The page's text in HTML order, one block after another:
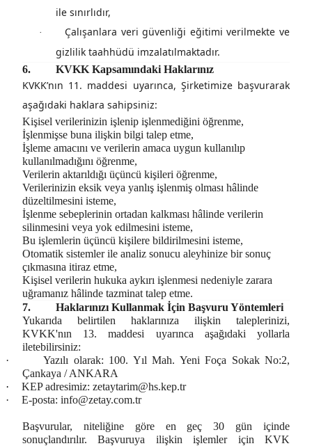
ile sınırlıdır,
·
Çalışanlara veri güvenliği eğitimi verilmekte ve
gizlilik taahhüdü imzalatılmaktadır.
6. KVKK Kapsamındaki Haklarınız
KVKK’nın 11. maddesi uyarınca, Şirketimize başvurarak
aşağıdaki haklara sahipsiniz:
Kişisel verilerinizin işlenip işlenmediğini öğrenme,
İşlenmişse buna ilişkin bilgi talep etme,
İşleme amacını ve verilerin amaca uygun kullanılıp
kullanılmadığını öğrenme,
Verilerin aktarıldığı üçüncü kişileri öğrenme,
Verilerinizin eksik veya yanlış işlenmiş olması hâlinde
düzeltilmesini isteme,
İşlenme sebeplerinin ortadan kalkması hâlinde verilerin
silinmesini veya yok edilmesini isteme,
Bu işlemlerin üçüncü kişilere bildirilmesini isteme,
Otomatik sistemler ile analiz sonucu aleyhinize bir sonuç
çıkmasına itiraz etme,
Kişisel verilerin hukuka aykırı işlenmesi nedeniyle zarara
uğramanız hâlinde tazminat talep etme.
7.
Haklarınızı Kullanmak İçin Başvuru Yöntemleri
Yukarıda belirtilen haklarınıza ilişkin taleplerinizi,
KVKK'nın 13. maddesi uyarınca aşağıdaki yollarla
iletebilirsiniz:
·
Yazılı olarak: 100. Yıl Mah. Yeni Foça Sokak No:2,
Çankaya / ANKARA
·
KEP adresimiz: zetaytarim@hs.kep.tr
·
E-posta: info@zetay.com.tr
Başvurular, niteliğine göre en geç 30 gün içinde
sonuçlandırılır. Başvuruya ilişkin işlemler için KVK